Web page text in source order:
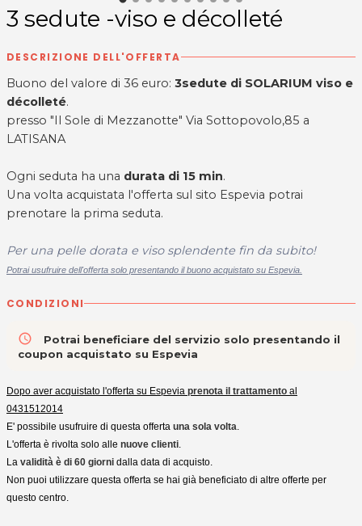
3 sedute -viso e décolleté
DESCRIZIONE DELL'OFFERTA
Buono del valore di 36 euro: 3sedute di SOLARIUM viso e
décolleté.
presso "Il Sole di Mezzanotte" Via Sottopovolo,85 a
LATISANA
Ogni seduta ha una durata di 15 min.
Una volta acquistata l'offerta sul sito Espevia potrai
prenotare la prima seduta.
Per una pelle dorata e viso splendente fin da subito!
Potrai usufruire dell'offerta solo presentando il buono acquistato su Espevia.
CONDIZIONI
access_time
Potrai beneficiare del servizio solo presentando il
coupon acquistato su Espevia
Dopo aver acquistato l'offerta su Espevia prenota il trattamento al
0431512014
E' possibile usufruire di questa offerta una sola volta
L'offerta è rivolta solo alle nuove clienti
La validità è di 60 giorni dalla data di acquisto.
Non puoi utilizzare questa offerta se hai già beneficiato di altre offerte per
questo centro.